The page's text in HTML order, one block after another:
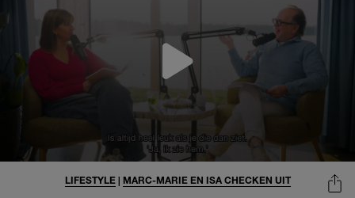
LIFESTYLE| MARC-MARIE EN ISA CHECKEN UIT